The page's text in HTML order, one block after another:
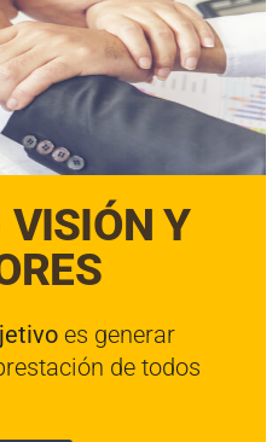
Y
es generar
de todos